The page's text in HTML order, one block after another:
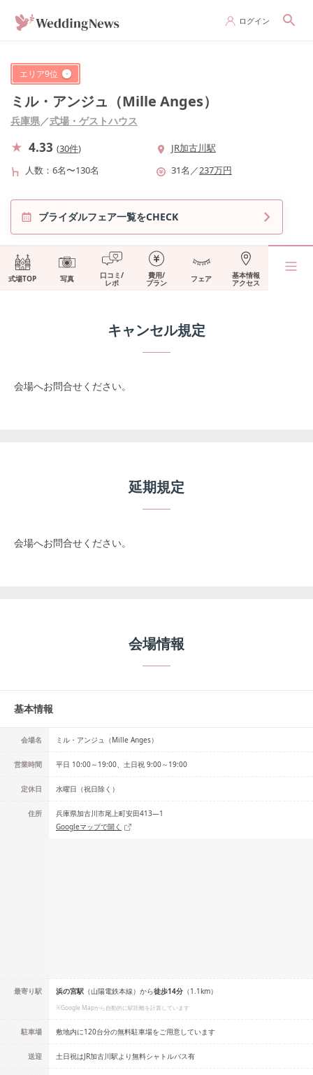
ログイン
エリア9位
ミル・アンジュ（Mille Anges）
兵庫県／式場・ゲストハウス
4.33 (30件)
JR加古川駅
人数
6名〜130名 31名 ／237万円
ブライダルフェア一覧をCHECK
式場TOP 写真 口コミ/
レポ
費用/
プラン フェア 基本情報
アクセス
キャンセル規定
会場へお問合せください。
延期規定
会場へお問合せください。
会場情報
基本情報
会場名 ミル・アンジュ（Mille Anges）
営業時間 平日 10:00～19:00、土日祝 9:00～19:00
定休日 水曜日（祝日除く）
住所
兵庫県加古川市尾上町安田413―1
Googleマップで開く
最寄り駅 浜の宮駅 （山陽電鉄本線） から徒歩14分 （1.1km）
※Google Mapから自動的に駅距離を計算しています
駐車場 敷地内に120台分の無料駐車場をご用意しています
送迎 土日祝はJR加古川駅より無料シャトルバス有